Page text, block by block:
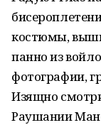
костюмы,
панно из
фотографии,
Изящно
Раушании